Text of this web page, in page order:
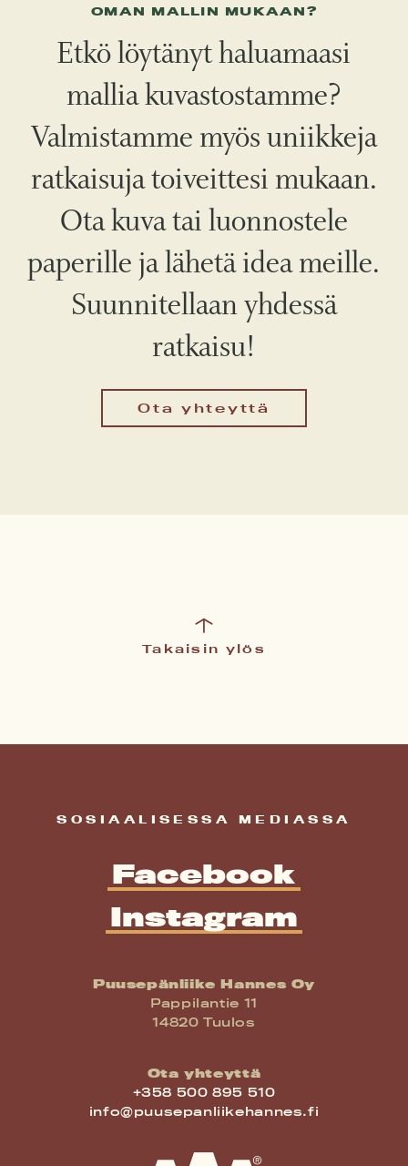
OMAN MALLIN MUKAAN?
Etkö löytänyt haluamaasi
mallia kuvastostamme?
Valmistamme myös uniikkeja
ratkaisuja toiveittesi mukaan.
Ota kuva tai luonnostele
paperille ja lähetä idea meille.
Suunnitellaan yhdessä
ratkaisu!
Ota yhteyttä
Takaisin ylös
SOSIAALISESSA MEDIASSA
Facebook
Instagram
Puusepänliike Hannes Oy
Pappilantie 11
14820 Tuulos
Ota yhteyttä
+358 500 895 510
info@puusepanliikehannes.fi